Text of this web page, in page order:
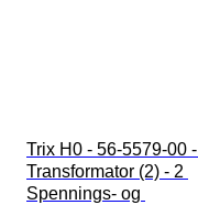
Trix H0 - 56-5579-00 -
Transformator (2) - 2
Spennings- og